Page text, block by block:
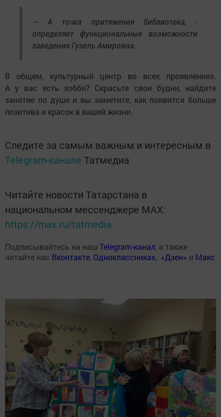
— А точка притяжения библиотека, -
определяет функциональные возможности
заведения Гузель Амировна.
В общем, культурный центр во всех проявлениях.
А у вас есть хобби? Скрасьте свои будни, найдите
занятие по душе и вы заметите, как появится больше
позитива и красок в вашей жизни.
Следите за самым важным и интересным в
Telegram-канале Татмедиа
Читайте новости Татарстана в
национальном мессенджере MАХ:
https://max.ru/tatmedia
Подписывайтесь на наш Telegram-канал, а также
читайте нас Вконтакте, Одноклассниках, «Дзен» и Макс